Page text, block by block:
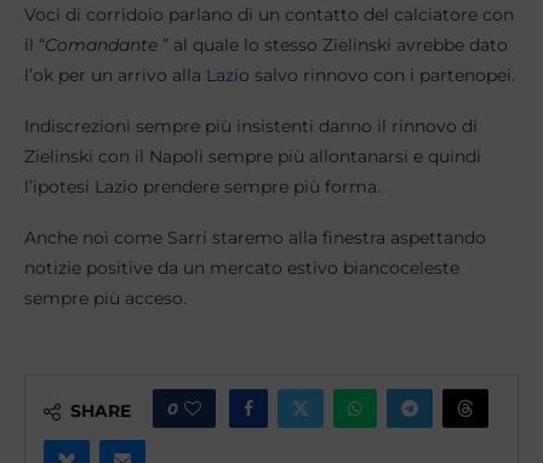
Voci di corridoio parlano di un contatto del calciatore con
il “Comandante ” al quale lo stesso Zielinski avrebbe dato
l’ok per un arrivo alla Lazio salvo rinnovo con i partenopei.
Indiscrezioni sempre più insistenti danno il rinnovo di
Zielinski con il Napoli sempre più allontanarsi e quindi
l’ipotesi Lazio prendere sempre più forma.
Anche noi come Sarri staremo alla finestra aspettando
notizie positive da un mercato estivo biancoceleste
sempre più acceso.
SHARE 0